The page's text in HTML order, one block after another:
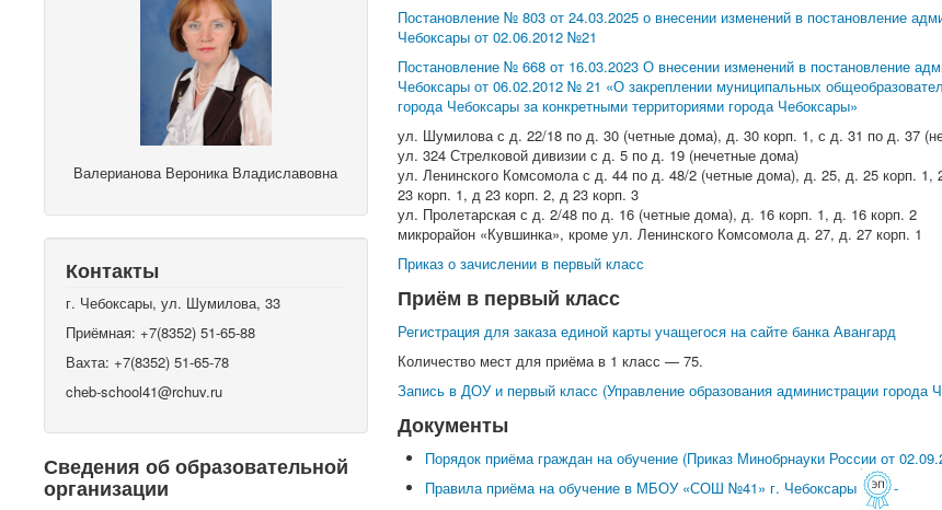
Валерианова Вероника Владиславовна
Контакты
г. Чебоксары, ул. Шумилова, 33
Приёмная: +7(8352) 51-65-88
Вахта: +7(8352) 51-65-78
cheb-school41@rchuv.ru
Сведения об образовательной
организации
Постановление № 803 от 24.03.2025 о внесении изменений в постановление
Чебоксары от 02.06.2012 №21
Постановление № 668 от 16.03.2023 О внесении изменений в постановление
Чебоксары от 06.02.2012 № 21 «О закреплении муниципальных
города Чебоксары за конкретными территориями города Чебоксары»
ул. Шумилова с д. 22/18 по д. 30 (четные дома), д. 30 корп. 1, с д. 31 по д. 37
ул. 324 Стрелковой дивизии с д. 5 по д. 19 (нечетные дома)
ул. Ленинского Комсомола с д. 44 по д. 48/2 (четные дома), д. 25, д. 25 корп. 1,
23 корп. 1, д 23 корп. 2, д 23 корп. 3
ул. Пролетарская с д. 2/48 по д. 16 (четные дома), д. 16 корп. 1, д. 16 корп. 2
микрорайон «Кувшинка», кроме ул. Ленинского Комсомола д. 27, д. 27 корп. 1
Приказ о зачислении в первый класс
Приём в первый класс
Регистрация для заказа единой карты учащегося на сайте банка Авангард
Количество мест для приёма в 1 класс — 75.
Запись в ДОУ и первый класс (Управление образования администрации города
Документы
Порядок приёма граждан на обучение (Приказ Минобрнауки России от
Правила приёма на обучение в МБОУ «СОШ №41» г. Чебоксары
-